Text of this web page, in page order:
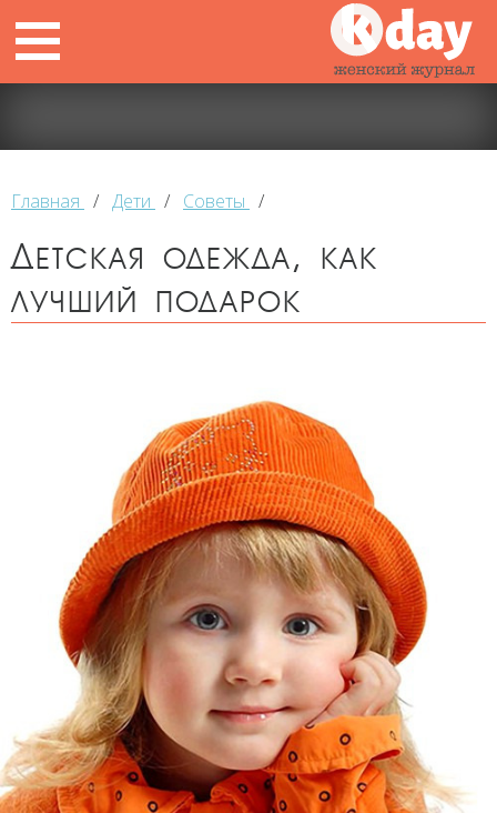
Главная / Дети / Советы /
Детская одежда, как
лучший подарок